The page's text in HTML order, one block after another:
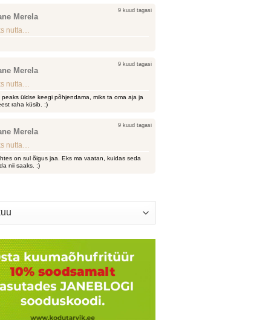
Merela
9 kuud tagasi
nutta…
Merela
9 kuud tagasi
nutta…
peaks üldse keegi põhjendama, miks ta oma aja ja
raha küsib. :)
Merela
9 kuud tagasi
nutta…
on sul õigus jaa. Eks ma vaatan, kuidas seda
nii saaks. :)